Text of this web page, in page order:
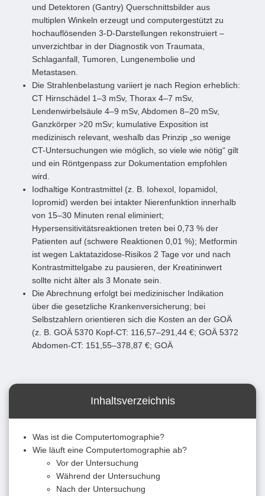
und Detektoren (Gantry) Querschnittsbilder aus
multiplen Winkeln erzeugt und computergestützt zu
hochauflösenden 3-D-Darstellungen rekonstruiert –
unverzichtbar in der Diagnostik von Traumata,
Schlaganfall, Tumoren, Lungenembolie und
Metastasen.
Die Strahlenbelastung variiert je nach Region erheblich:
CT Hirnschädel 1–3 mSv, Thorax 4–7 mSv,
Lendenwirbelsäule 4–9 mSv, Abdomen 8–20 mSv,
Ganzkörper >20 mSv; kumulative Exposition ist
medizinisch relevant, weshalb das Prinzip „so wenige
CT-Untersuchungen wie möglich, so viele wie nötig“ gilt
und ein Röntgenpass zur Dokumentation empfohlen
wird.
Iodhaltige Kontrastmittel (z. B. Iohexol, Iopamidol,
Iopromid) werden bei intakter Nierenfunktion innerhalb
von 15–30 Minuten renal eliminiert;
Hypersensitivitätsreaktionen treten bei 0,73 % der
Patienten auf (schwere Reaktionen 0,01 %); Metformin
ist wegen Laktatazidose-Risikos 2 Tage vor und nach
Kontrastmittelgabe zu pausieren, der Kreatininwert
sollte nicht älter als 3 Monate sein.
Die Abrechnung erfolgt bei medizinischer Indikation
über die gesetzliche Krankenversicherung; bei
Selbstzahlern orientieren sich die Kosten an der GOÄ
(z. B. GOÄ 5370 Kopf-CT: 116,57–291,44 €; GOÄ 5372
Abdomen-CT: 151,55–378,87 €; GOÄ
Inhaltsverzeichnis
Was ist die Computertomographie?
Wie läuft eine Computertomographie ab?
Vor der Untersuchung
Während der Untersuchung
Nach der Untersuchung